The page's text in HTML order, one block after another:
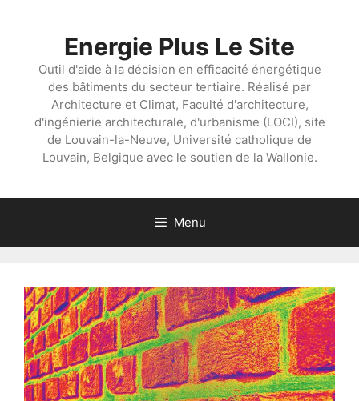
Energie Plus Le Site
Outil d'aide à la décision en efficacité énergétique
des bâtiments du secteur tertiaire. Réalisé par
Architecture et Climat, Faculté d'architecture,
d'ingénierie architecturale, d'urbanisme (LOCI), site
de Louvain-la-Neuve, Université catholique de
Louvain, Belgique avec le soutien de la Wallonie.
Menu